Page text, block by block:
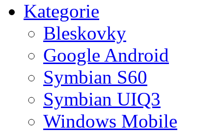
Kategorie
Bleskovky
Google Android
Symbian S60
Symbian UIQ3
Windows Mobile